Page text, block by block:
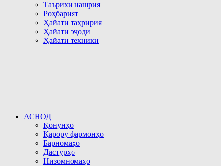
Таърихи нашрия
Роҳбарият
Ҳайати таҳририя
Ҳайати эҷодӣ
Ҳайати техникӣ
АСНОД
Қонунҳо
Қарору фармонҳо
Барномаҳо
Дастурҳо
Низомномаҳо